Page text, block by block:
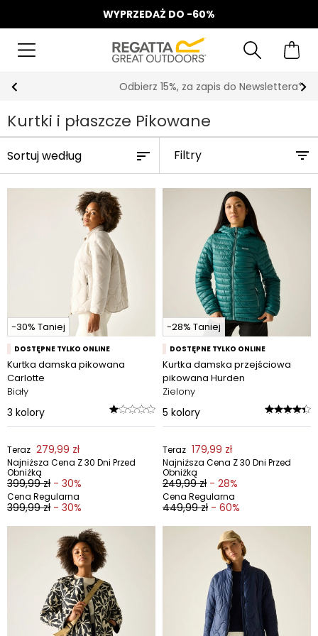
WYPRZEDAŻ DO -60%
Odbierz 15%, za zapis do Newslettera*
Kurtki i płaszcze Pikowane
Filtry
-30% Taniej
DOSTĘPNE TYLKO ONLINE
Kurtka damska pikowana
Carlotte
Biały
3 kolory
Teraz 279,99 zł
Najniższa Cena Z 30 Dni Przed
Obniżką
399,99 zł - 30%
Cena Regularna
399,99 zł - 30%
-28% Taniej
DOSTĘPNE TYLKO ONLINE
Kurtka damska przejściowa
pikowana Hurden
Zielony
5 kolory
Teraz 179,99 zł
Najniższa Cena Z 30 Dni Przed
Obniżką
249,99 zł - 28%
Cena Regularna
449,99 zł - 60%